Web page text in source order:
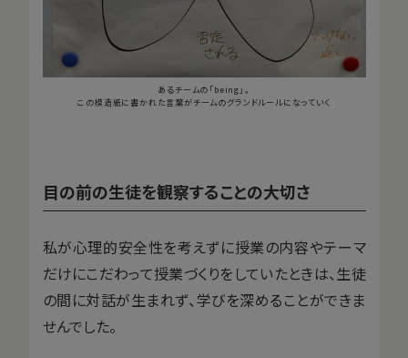
あるチームの「being」。
この模造紙に書かれた言葉がチームのグランドルールになっていく
目の前の生徒を観察することの大切さ
私が心理的安全性を考えずに授業の内容やテーマ
だけにこだわって授業づくりをしていたときは、生徒
の間に対話が生まれず、学びを深めることができま
せんでした。